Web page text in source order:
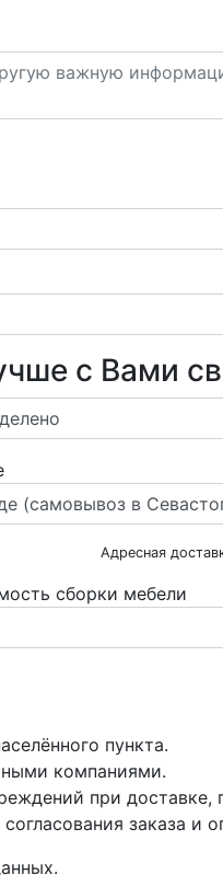
с Вами
Адресная
сборки мебели
пункта.
компаниями.
при доставке,
заказа и